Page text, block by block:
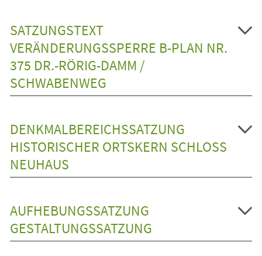
SATZUNGSTEXT
VERÄNDERUNGSSPERRE B-PLAN NR.
375 DR.-RÖRIG-DAMM /
SCHWABENWEG
DENKMALBEREICHSSATZUNG
HISTORISCHER ORTSKERN SCHLOSS N
EUHAUS
AUFHEBUNGSSATZUNG
GESTALTUNGSSATZUNG